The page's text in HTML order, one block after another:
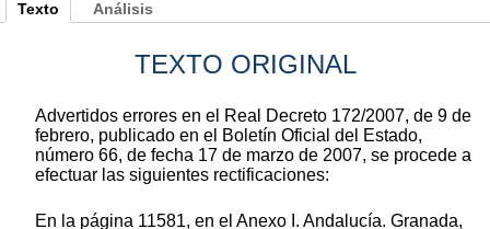
Texto
TEXTO ORIGINAL
Advertidos errores en el Real Decreto 172/2007, de 9 de
febrero, publicado en el Boletín Oficial del Estado,
número 66, de fecha 17 de marzo de 2007, se procede a
efectuar las siguientes rectificaciones:
En la página 11581, en el Anexo I. Andalucía. Granada,
Análisis